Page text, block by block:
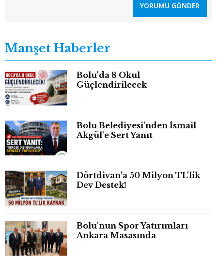
YORUMU GÖNDER
Manşet Haberler
Bolu'da 8 Okul
Güçlendirilecek
Bolu Belediyesi'nden İsmail
Akgül'e Sert Yanıt
Dörtdivan'a 50 Milyon TL'lik
Dev Destek!
Bolu'nun Spor Yatırımları
Ankara Masasında